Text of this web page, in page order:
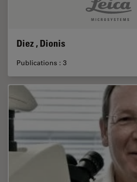
Diez , Dionis
Publications : 3